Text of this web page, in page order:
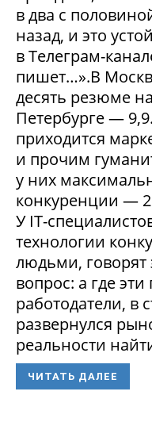
в два с
назад, и это
в Телеграм-
пишет…».В
десять резюме
Петербурге —
приходится
и прочим
у них
конкуренции —
У IT-
технологии
людьми, говорят
вопрос: а где
работодатели, в
развернулся
реальности
ЧИТАТЬ ДАЛЕЕ